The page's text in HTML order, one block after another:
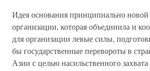
Идея основания принципиально
организации, которая объединила и
для организации левые силы,
бы государственные перевороты в
Азии с целью насильственного